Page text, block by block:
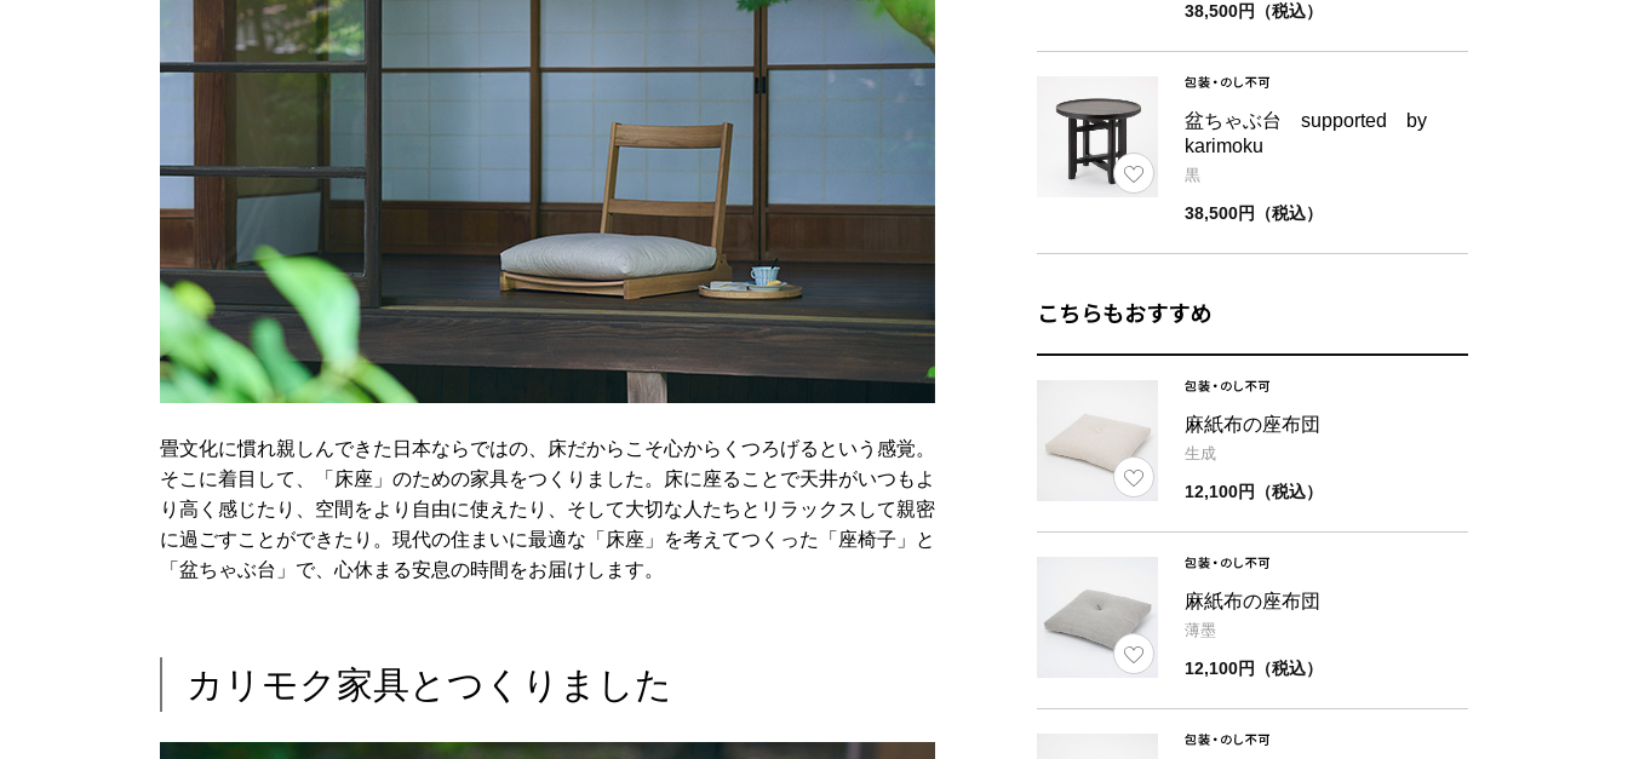
畳文化に慣れ親しんできた日本ならではの、床だからこそ心からくつろげるという感覚。
そこに着目して、「床座」のための家具をつくりました。床に座ることで天井がいつもよ
り高く感じたり、空間をより自由に使えたり、そして大切な人たちとリラックスして親密
に過ごすことができたり。現代の住まいに最適な「床座」を考えてつくった「座椅子」と
「盆ちゃぶ台」で、心休まる安息の時間をお届けします。
カリモク家具とつくりました
備考 簡易箱入り(61.8×54.0×12.8㎝)
幅 奥行
た時
51
-
38,500円（税込）
盆ちゃぶ台 supported by
karimoku
黒
38,500円（税込）
こちらもおすすめ
麻紙布の座布団
生成
12,100円（税込）
麻紙布の座布団
薄墨
12,100円（税込）